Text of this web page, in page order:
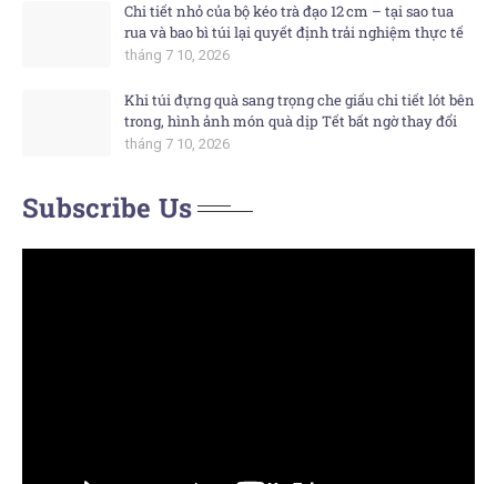
Chi tiết nhỏ của bộ kéo trà đạo 12 cm – tại sao tua
rua và bao bì túi lại quyết định trải nghiệm thực tế
tháng 7 10, 2026
Khi túi đựng quà sang trọng che giấu chi tiết lót bên
trong, hình ảnh món quà dịp Tết bất ngờ thay đổi
tháng 7 10, 2026
Subscribe Us